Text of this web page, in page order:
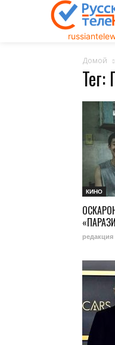
Домой
КИНО
редакция